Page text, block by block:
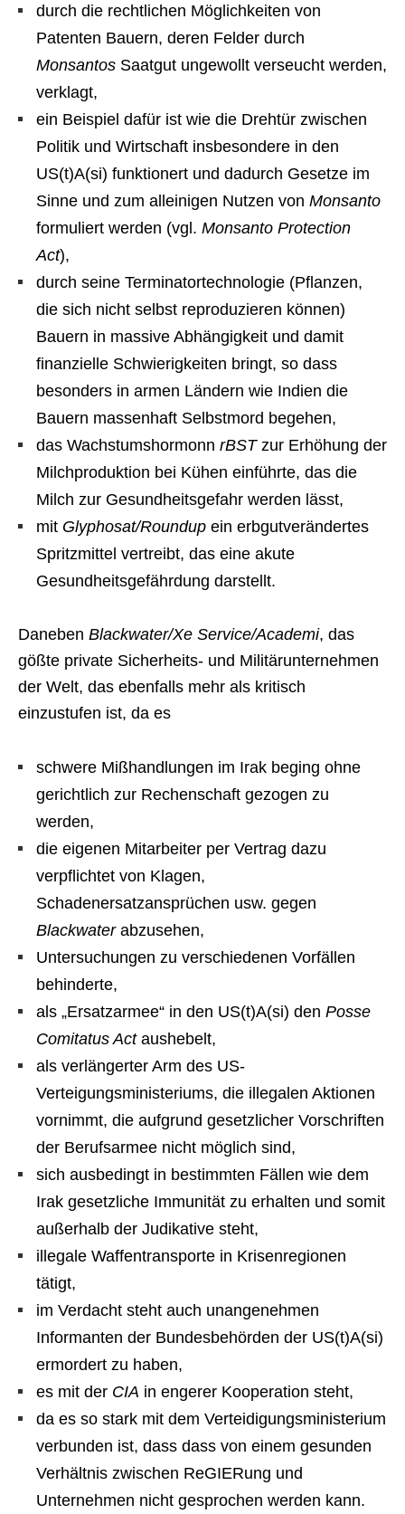
durch die rechtlichen Möglichkeiten von
Patenten Bauern, deren Felder durch
Monsantos Saatgut ungewollt verseucht werden,
verklagt,
ein Beispiel dafür ist wie die Drehtür zwischen
Politik und Wirtschaft insbesondere in den
US(t)A(si) funktionert und dadurch Gesetze im
Sinne und zum alleinigen Nutzen von Monsanto
formuliert werden (vgl. Monsanto Protection
Act),
durch seine Terminatortechnologie (Pflanzen,
die sich nicht selbst reproduzieren können)
Bauern in massive Abhängigkeit und damit
finanzielle Schwierigkeiten bringt, so dass
besonders in armen Ländern wie Indien die
Bauern massenhaft Selbstmord begehen,
das Wachstumshormonn rBSTzur Erhöhung der
Milchproduktion bei Kühen einführte, das die
Milch zur Gesundheitsgefahr werden lässt,
mit Glyphosat/Roundup ein erbgutverändertes
Spritzmittel vertreibt, das eine akute
Gesundheitsgefährdung darstellt.
Daneben Blackwater/Xe Service/Academi, das
gößte private Sicherheits- und Militärunternehmen
der Welt, das ebenfalls mehr als kritisch
einzustufen ist, da es
schwere Mißhandlungen im Irak beging ohne
gerichtlich zur Rechenschaft gezogen zu
werden,
die eigenen Mitarbeiter per Vertrag dazu
verpflichtet von Klagen,
Schadenersatzansprüchen usw. gegen
Blackwaterabzusehen,
Untersuchungen zu verschiedenen Vorfällen
behinderte,
als „Ersatzarmee“ in den US(t)A(si) den Posse
Comitatus Actaushebelt,
als verlängerter Arm des US-
Verteigungsministeriums, die illegalen Aktionen
vornimmt, die aufgrund gesetzlicher Vorschriften
der Berufsarmee nicht möglich sind,
sich ausbedingt in bestimmten Fällen wie dem
Irak gesetzliche Immunität zu erhalten und somit
außerhalb der Judikative steht,
illegale Waffentransporte in Krisenregionen
tätigt,
im Verdacht steht auch unangenehmen
Informanten der Bundesbehörden der US(t)A(si)
ermordert zu haben,
es mit der CIA in engerer Kooperation steht,
da es so stark mit dem Verteidigungsministerium
verbunden ist, dass dass von einem gesunden
Verhältnis zwischen ReGIERung und
Unternehmen nicht gesprochen werden kann.